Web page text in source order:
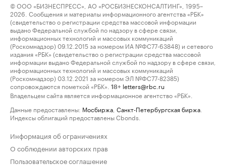
© ООО «БИЗНЕСПРЕСС», АО «РОСБИЗНЕСКОНСАЛТИНГ», 1995–
2026. Сообщения и материалы информационного агентства «РБК»
(свидетельство о регистрации средства массовой информации
выдано Федеральной службой по надзору в сфере связи,
информационных технологий и массовых коммуникаций
(Роскомнадзор) 09.12.2015 за номером ИА №ФС77-63848) и сетевого
издания «РБК» (свидетельство о регистрации средства массовой
информации выдано Федеральной службой по надзору в сфере связи,
информационных технологий и массовых коммуникаций
(Роскомнадзор) 03.12.2021 за номером ЭЛ №ФС77-82385)
сопровождаются пометкой «РБК».
18+ letters@rbc.ru
Владельцем сайта является информационное агентство «РБК».
Данные предоставлены: Мосбиржа Санкт-Петербургская биржа
Индексы облигаций предоставлены Cbonds.
Информация об ограничениях
О соблюдении авторских прав
Пользовательское соглашение